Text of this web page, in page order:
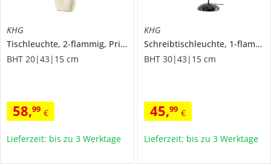
KHG
Tischleuchte, 2-flammig, Primel-gelb
BHT 20|43|15 cm
58,99 €
Lieferzeit: bis zu 3 Werktage
KHG
Schreibtischleuchte, 1-flammig, schwarz-glänzend
BHT 30|43|15 cm
45,99 €
Lieferzeit: bis zu 3 Werktage